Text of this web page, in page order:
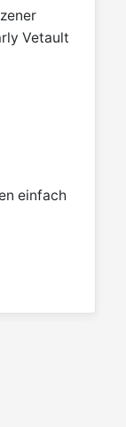
Vetault
einfach